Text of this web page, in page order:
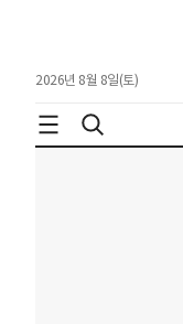
2026년 8월 8일(토)